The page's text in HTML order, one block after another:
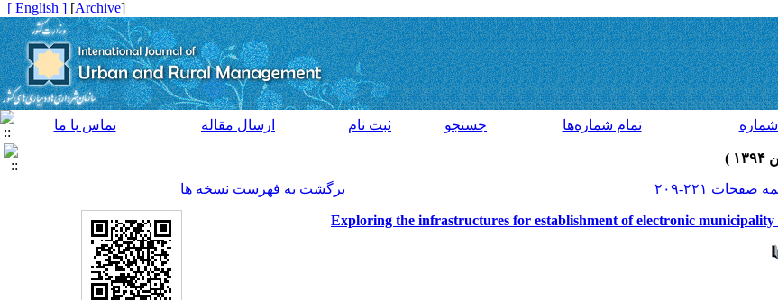
[
Archive
]
[ English ]
شماره تمام شماره‌ها جستجو ثبت نام ارسال مقاله تماس با ما
برگشت به فهرست نسخه ها
Exploring the infrastructures for establishment of electronic